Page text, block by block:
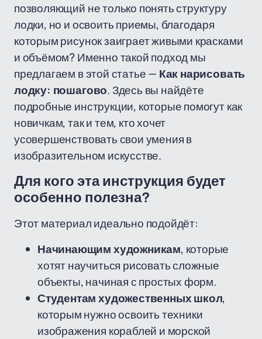
позволяющий не только понять структуру
лодки, но и освоить приемы, благодаря
которым рисунок заиграет живыми красками
и объёмом? Именно такой подход мы
предлагаем в этой статье — Как нарисовать
лодку: пошагово. Здесь вы найдёте
подробные инструкции, которые помогут как
новичкам, так и тем, кто хочет
усовершенствовать свои умения в
изобразительном искусстве.
Для кого эта инструкция будет
особенно полезна?
Этот материал идеально подойдёт:
Начинающим художникам, которые
хотят научиться рисовать сложные
объекты, начиная с простых форм.
Студентам художественных школ,
которым нужно освоить техники
изображения кораблей и морской